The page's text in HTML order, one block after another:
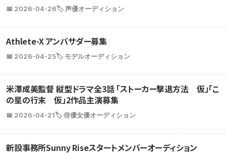
📅 2026-04-26🏷️ 声優オーディション
Athlete-X アンバサダー募集
📅 2026-04-25🏷️ モデルオーディション
米澤成美監督 縦型ドラマ全3話 「ストーカー撃退方法 仮」「こ
の星の行末 仮」2作品主演募集
📅 2026-04-21🏷️ 俳優女優オーディション
新設事務所Sunny Riseスタートメンバーオーディション